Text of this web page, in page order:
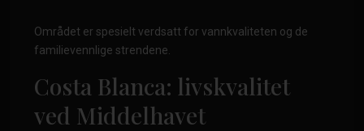
Området er spesielt verdsatt for vannkvaliteten og de
familievennlige strendene.
Costa Blanca: livskvalitet
ved Middelhavet